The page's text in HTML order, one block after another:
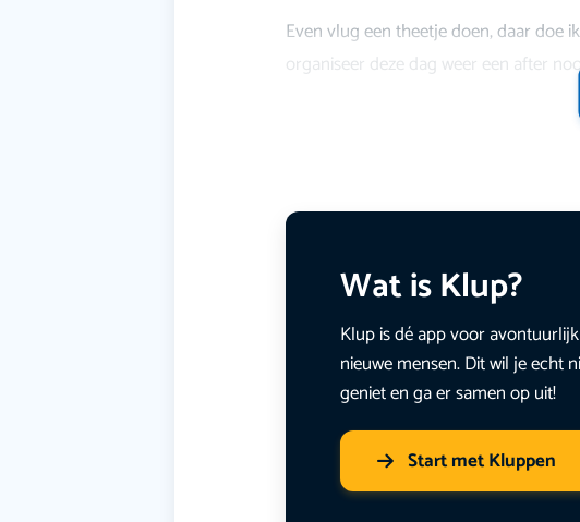
Even vlug een theetje doen, daar doe
organiseer deze dag weer een after
Wat is Klup?
Klup is dé app voor
nieuwe mensen. Dit wil je echt
geniet en ga er samen op uit!
Start met Kluppen